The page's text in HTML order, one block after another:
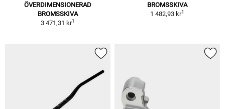
ÖVERDIMENSIONERAD
BROMSSKIVA
3 471,31 kr1
BROMSSKIVA
1 482,93 kr1